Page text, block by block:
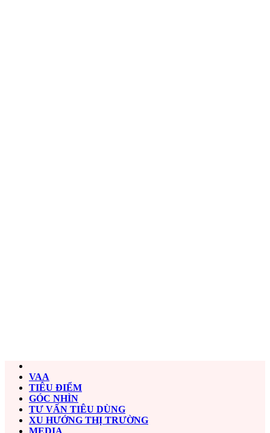
VAA
TIÊU ĐIỂM
GÓC NHÌN
TƯ VẤN TIÊU DÙNG
XU HƯỚNG THỊ TRƯỜNG
MEDIA